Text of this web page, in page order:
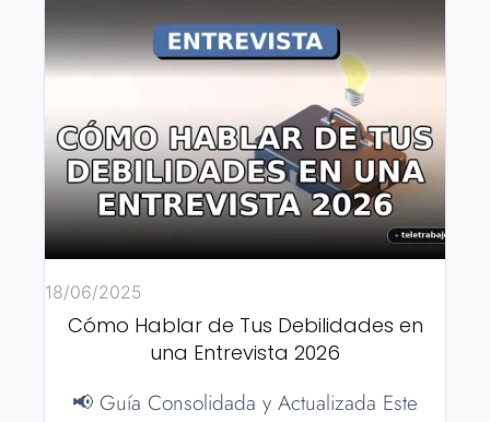
18/06/2025
Cómo Hablar de Tus Debilidades en
una Entrevista 2026
📢 Guía Consolidada y Actualizada Este